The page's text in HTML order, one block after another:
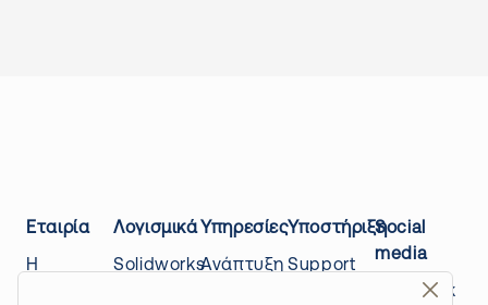
Εταιρία
Η
Λογισμικά
Solidworks
Υπηρεσίες
Ανάπτυξη
Υποστήριξη
Support
Social
media
Facebook